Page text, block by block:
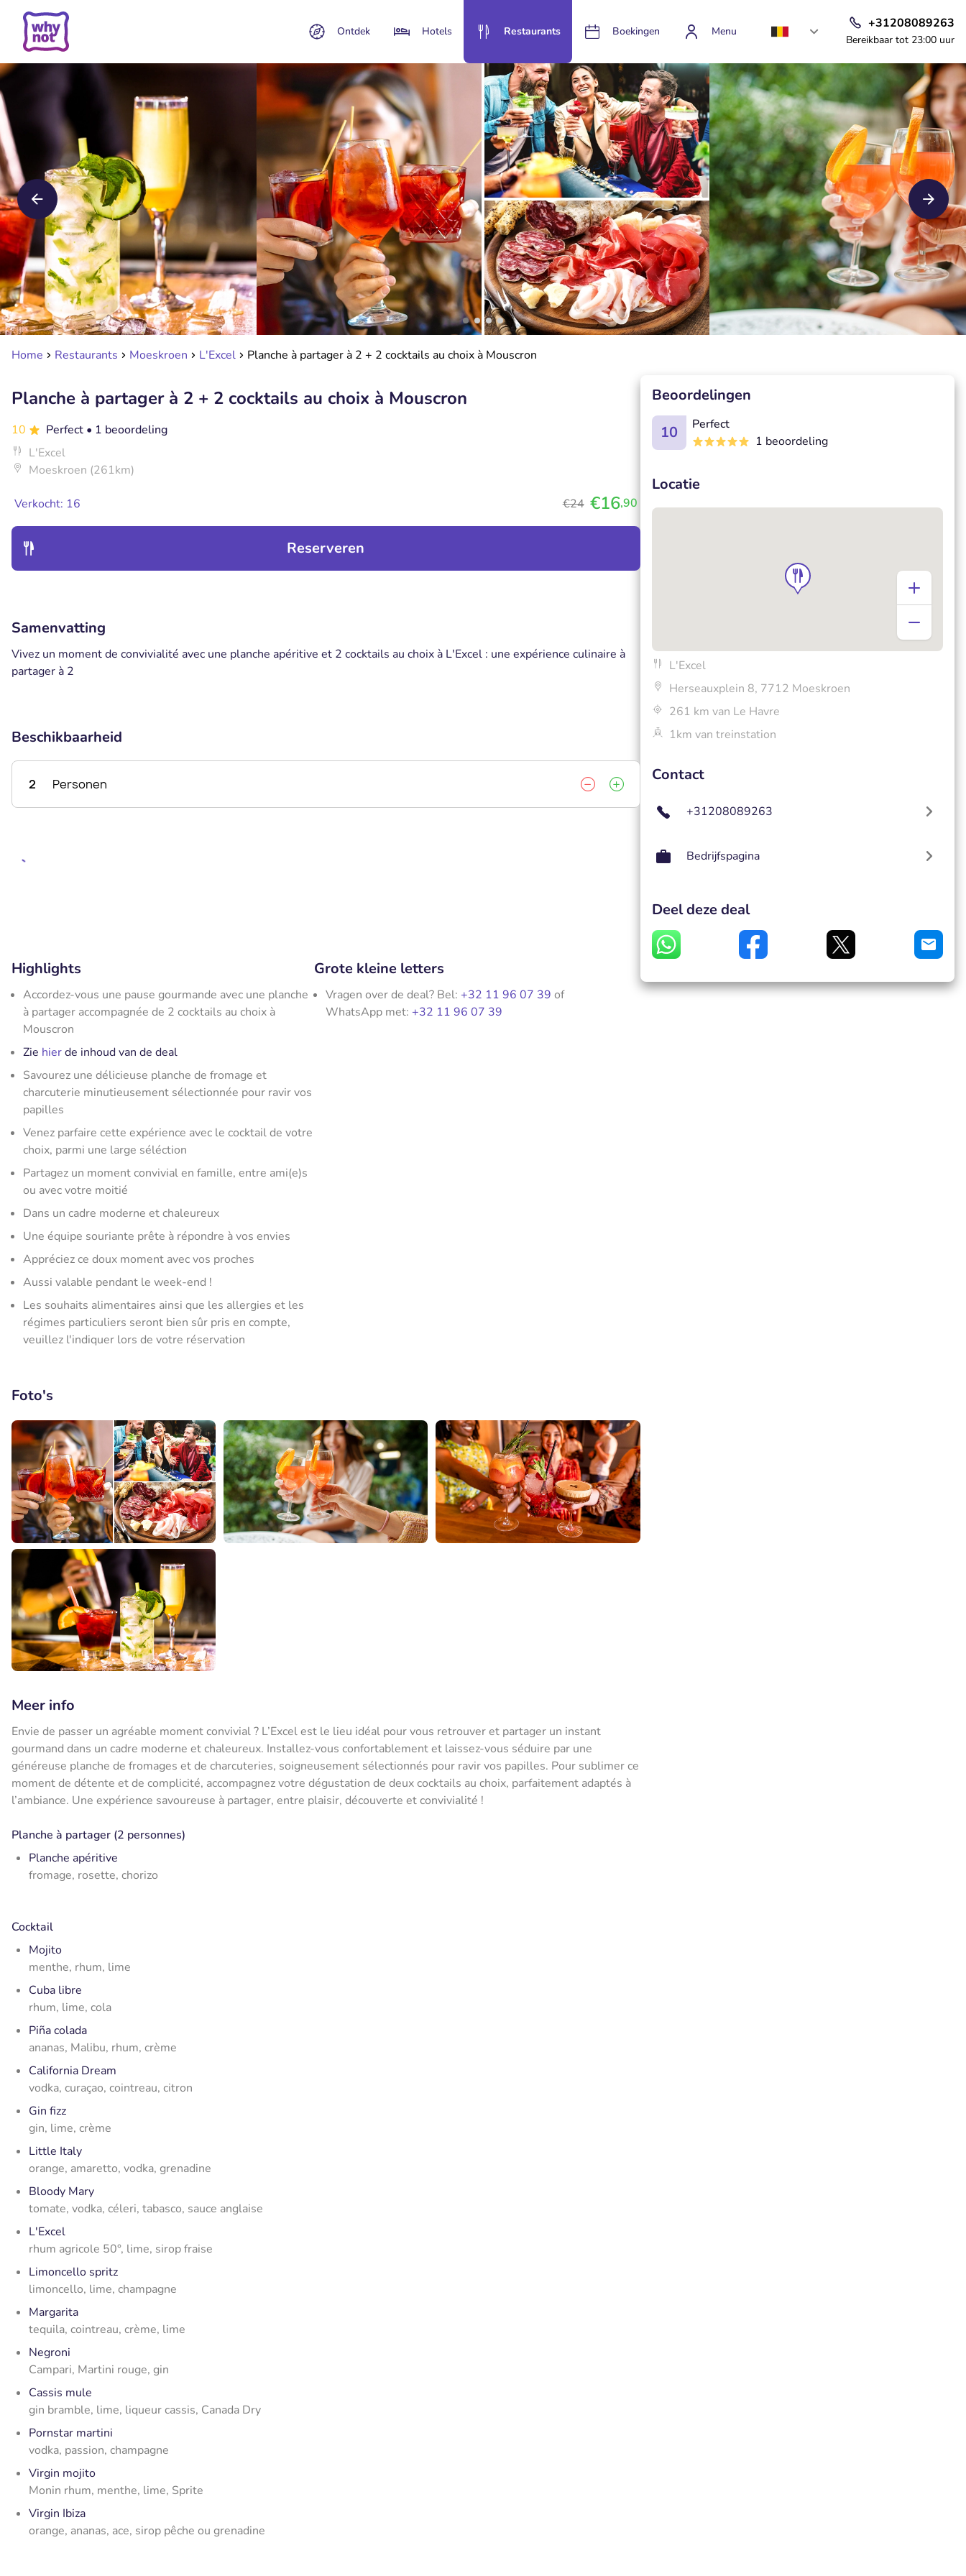
Ontdek Hotels Restaurants Boekingen Menu
+31208089263
Bereikbaar tot 23:00 uur
Home Restaurants Moeskroen L'Excel Planche à partager à 2 + 2 cocktails au choix à Mouscron
Planche à partager à 2 + 2 cocktails au choix à Mouscron
10 Perfect • 1 beoordeling
L'Excel
Moeskroen (261km)
Verkocht: 16 €24 €16,90
Reserveren
Samenvatting
Vivez un moment de convivialité avec une planche apéritive et 2 cocktails au choix à L'Excel : une expérience culinaire à
partager à 2
Beschikbaarheid
2 Personen
Highlights
Accordez-vous une pause gourmande avec une planche
à partager accompagnée de 2 cocktails au choix à
Mouscron
Zie hierde inhoud van de deal
Savourez une délicieuse planche de fromage et
charcuterie minutieusement sélectionnée pour ravir vos
papilles
Venez parfaire cette expérience avec le cocktail de votre
choix, parmi une large séléction
Partagez un moment convivial en famille, entre ami(e)s
ou avec votre moitié
Dans un cadre moderne et chaleureux
Une équipe souriante prête à répondre à vos envies
Appréciez ce doux moment avec vos proches
Aussi valable pendant le week-end !
Les souhaits alimentaires ainsi que les allergies et les
régimes particuliers seront bien sûr pris en compte,
veuillez l'indiquer lors de votre réservation
Grote kleine letters
Vragen over de deal? Bel: +32 11 96 07 39 of
WhatsApp met: +32 11 96 07 39
Foto's
Meer info
Envie de passer un agréable moment convivial ? L’Excel est le lieu idéal pour vous retrouver et partager un instant
gourmand dans un cadre moderne et chaleureux. Installez-vous confortablement et laissez-vous séduire par une
généreuse planche de fromages et de charcuteries, soigneusement sélectionnés pour ravir vos papilles. Pour sublimer ce
moment de détente et de complicité, accompagnez votre dégustation de deux cocktails au choix, parfaitement adaptés à
l’ambiance. Une expérience savoureuse à partager, entre plaisir, découverte et convivialité !
Planche à partager (2 personnes)
Planche apéritive
fromage, rosette, chorizo
Cocktail
Mojito
menthe, rhum, lime
Cuba libre
rhum, lime, cola
Piña colada
ananas, Malibu, rhum, crème
California Dream
vodka, curaçao, cointreau, citron
Gin fizz
gin, lime, crème
Little Italy
orange, amaretto, vodka, grenadine
Bloody Mary
tomate, vodka, céleri, tabasco, sauce anglaise
L'Excel
rhum agricole 50°, lime, sirop fraise
Limoncello spritz
limoncello, lime, champagne
Margarita
tequila, cointreau, crème, lime
Negroni
Campari, Martini rouge, gin
Cassis mule
gin bramble, lime, liqueur cassis, Canada Dry
Pornstar martini
vodka, passion, champagne
Virgin mojito
Monin rhum, menthe, lime, Sprite
Virgin Ibiza
orange, ananas, ace, sirop pêche ou grenadine
Beoordelingen
10
Perfect
1 beoordeling
Locatie
L'Excel
Herseauxplein 8, 7712 Moeskroen
261 km van Le Havre
1km van treinstation
Contact
+31208089263
Bedrijfspagina
Deel deze deal